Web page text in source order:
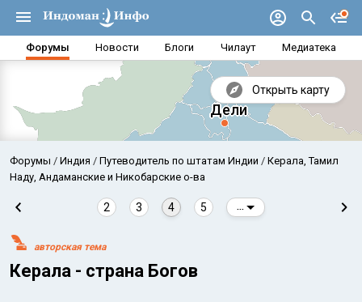
Форумы Новости Блоги Чилаут Медиатека
Открыть карту
Форумы Индия Путеводитель по штатам Индии
Керала, Тамил
Наду, Андаманские и Никобарские о-ва
2 3 4 5
авторская тема
Керала - страна Богов